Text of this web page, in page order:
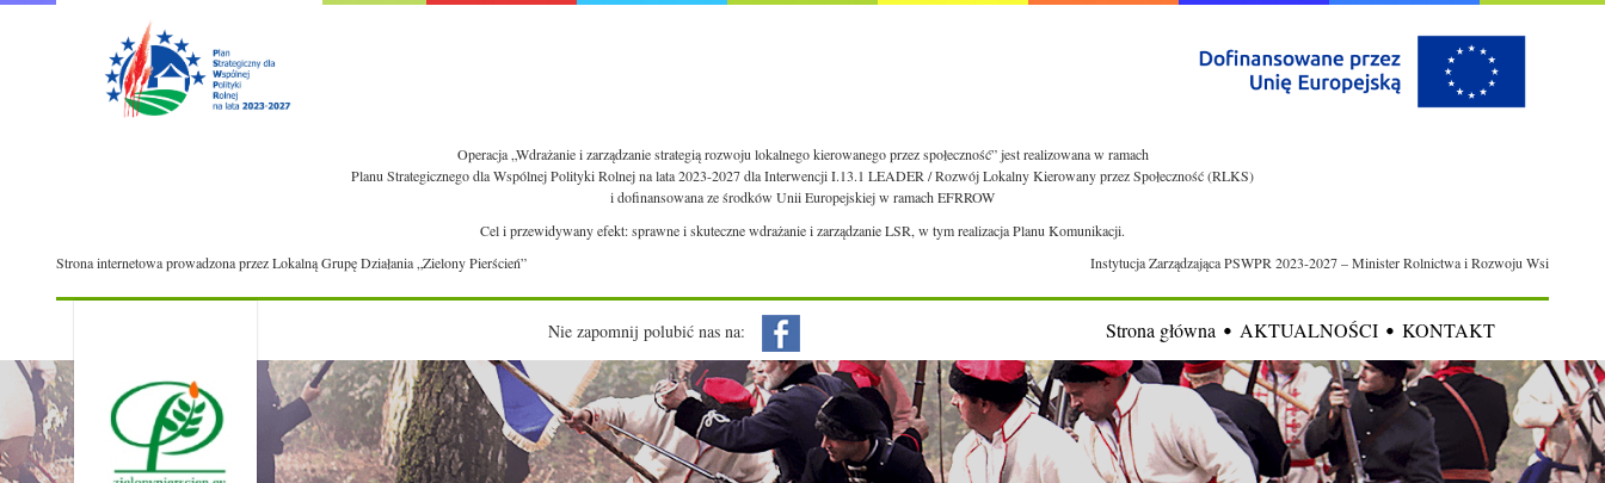
Operacja „Wdrażanie i zarządzanie strategią rozwoju lokalnego kierowanego przez społeczność” jest realizowana w ramach
Planu Strategicznego dla Wspólnej Polityki Rolnej na lata 2023-2027 dla Interwencji I.13.1 LEADER / Rozwój Lokalny Kierowany przez Społeczność (RLKS)
i dofinansowana ze środków Unii Europejskiej w ramach EFRROW
Cel i przewidywany efekt: sprawne i skuteczne wdrażanie i zarządzanie LSR, w tym realizacja Planu Komunikacji.
Strona internetowa prowadzona przez Lokalną Grupę Działania „Zielony Pierścień”
Instytucja Zarządzająca PSWPR 2023-2027 – Minister Rolnictwa i Rozwoju Wsi
Nie zapomnij polubić nas na: Strona główna AKTUALNOŚCI KONTAKT